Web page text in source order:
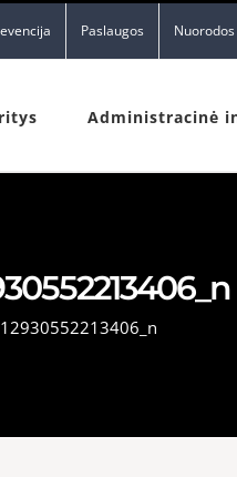
Paslaugos Nuorodos
Administracinė